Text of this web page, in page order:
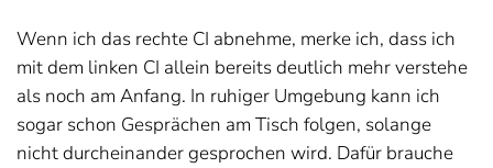
Wenn ich das rechte CI abnehme, merke ich, dass ich
mit dem linken CI allein bereits deutlich mehr verstehe
als noch am Anfang. In ruhiger Umgebung kann ich
sogar schon Gesprächen am Tisch folgen, solange
nicht durcheinander gesprochen wird. Dafür brauche